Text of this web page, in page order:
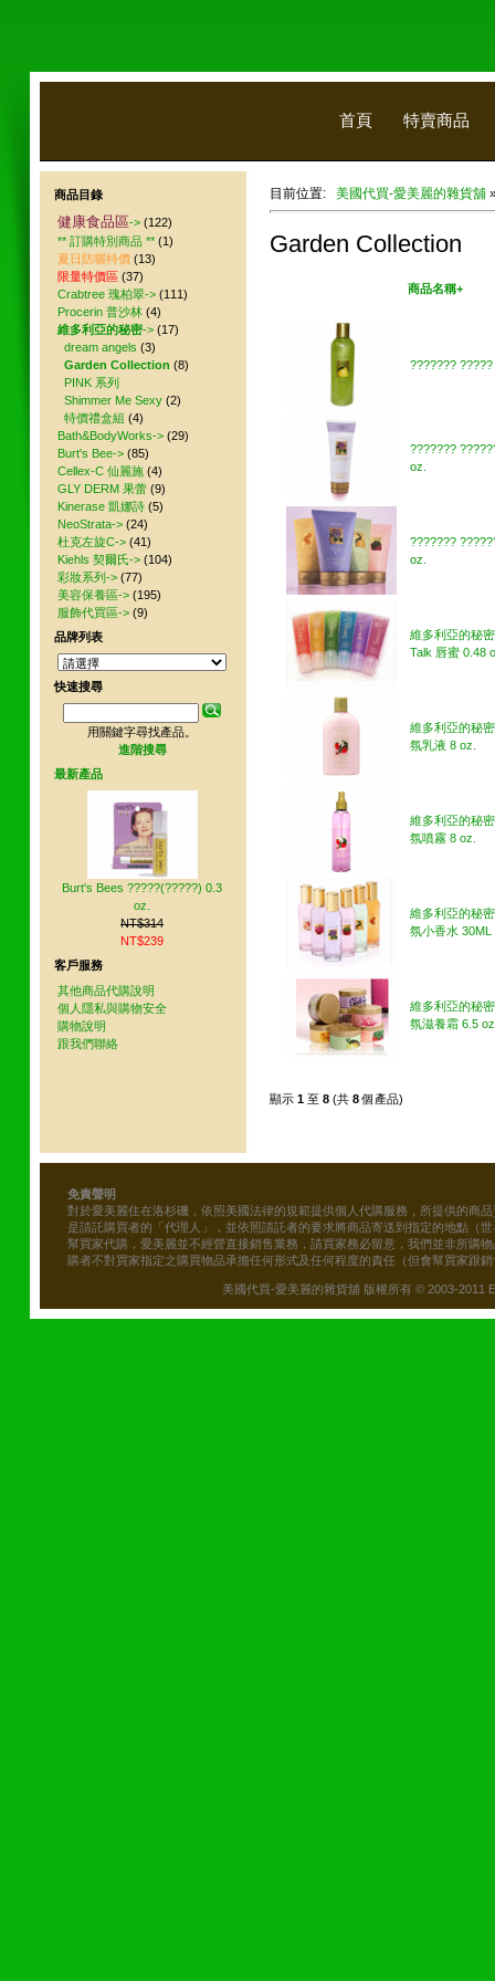
首頁 特賣商品
目前位置: 美國代買-愛美麗的雜貨舖
Garden Collection
商品名稱+
???????
???????
oz.
???????
oz.
維多利亞的秘
Talk 唇蜜 0.48
維多利亞的秘
氛乳液 8 oz.
維多利亞的秘
氛噴霧 8 oz.
維多利亞的秘
氛小香水 30ML
維多利亞的秘
氛滋養霜 6.5
顯示 1 至 8 (共 8個產品)
商品目錄
健康食品區-> (122)
** 訂購特別商品 ** (1)
夏日防曬特價 (13)
限量特價區 (37)
Crabtree 瑰柏翠-> (111)
Procerin 普沙林 (4)
維多利亞的秘密-> (17)
dream angels (3)
Garden Collection (8)
PINK 系列
Shimmer Me Sexy (2)
特價禮盒組 (4)
Bath&BodyWorks-> (29)
Burt's Bee-> (85)
Cellex-C 仙麗施 (4)
GLY DERM 果蕾 (9)
Kinerase 凱娜詩 (5)
NeoStrata-> (24)
杜克左旋C-> (41)
Kiehls 契爾氏-> (104)
彩妝系列-> (77)
美容保養區-> (195)
服飾代買區-> (9)
品牌列表
快速搜尋
用關鍵字尋找產品。
進階搜尋
最新產品
Burt's Bees ?????(?????) 0.3
oz.
NT$314
NT$239
客戶服務
其他商品代購說明
個人隱私與購物安全
購物說明
跟我們聯絡
免責聲明
對於愛美麗住在洛杉磯，依照美國法律的規範提供個人代購服務，所提供的商
是請託購買者的「代理人」，並依照請託者的要求將商品寄送到指定的地點（
幫買家代購，愛美麗並不經營直接銷售業務，請買家務必留意，我們並非所購
購者不對買家指定之購買物品承擔任何形式及任何程度的責任（但會幫買家跟
美國代買-愛美麗的雜貨舖 版權所有 © 2003-2011